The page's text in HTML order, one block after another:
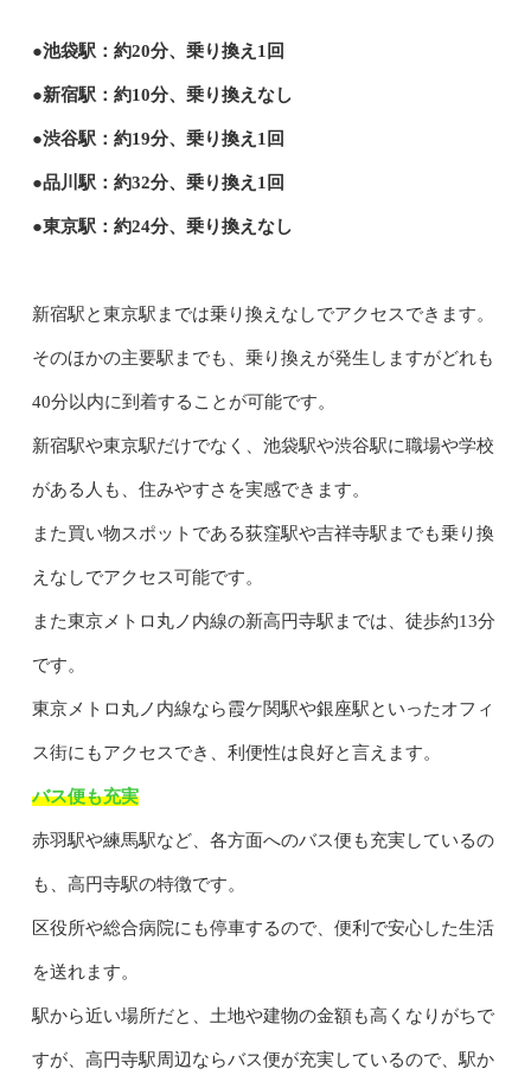
●池袋駅：約20分、乗り換え1回
●新宿駅：約10分、乗り換えなし
●渋谷駅：約19分、乗り換え1回
●品川駅：約32分、乗り換え1回
●東京駅：約24分、乗り換えなし
新宿駅と東京駅までは乗り換えなしでアクセスできます。
そのほかの主要駅までも、乗り換えが発生しますがどれも
40分以内に到着することが可能です。
新宿駅や東京駅だけでなく、池袋駅や渋谷駅に職場や学校
がある人も、住みやすさを実感できます。
また買い物スポットである荻窪駅や吉祥寺駅までも乗り換
えなしでアクセス可能です。
また東京メトロ丸ノ内線の新高円寺駅までは、徒歩約13分
です。
東京メトロ丸ノ内線なら霞ケ関駅や銀座駅といったオフィ
ス街にもアクセスでき、利便性は良好と言えます。
バス便も充実
赤羽駅や練馬駅など、各方面へのバス便も充実しているの
も、高円寺駅の特徴です。
区役所や総合病院にも停車するので、便利で安心した生活
を送れます。
駅から近い場所だと、土地や建物の金額も高くなりがちで
すが、高円寺駅周辺ならバス便が充実しているので、駅か